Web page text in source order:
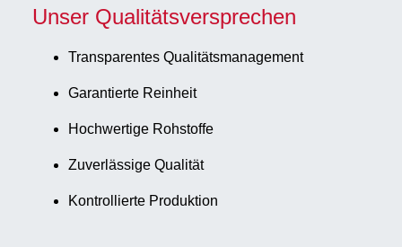
Unser Qualitätsversprechen
Transparentes Qualitätsmanagement
Garantierte Reinheit
Hochwertige Rohstoffe
Zuverlässige Qualität
Kontrollierte Produktion